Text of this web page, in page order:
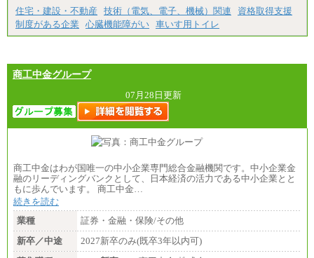
大学卒/月給219,000円～246,000円
短大・高専卒/月給197,000円～222,000円
※拠点型職員、特定職員の給与は、生活の拠点が定
す。
中途：
全職種共通
月給制
226,600円～390,100円（勤務地域等により異なりま
す）
・ご経験やスキルを考慮し、選考の中で決定いたし
ます。
住宅・建設・不動産
技術（電気、電子、機械）関連
資格取得支援
制度がある企業
心臓機能障がい 車いす用トイレ
商工中金グループ
07月28日更新
商工中金はわが国唯一の中小企業専門総合金融機関です。中小企業金
融のリーディングバンクとして、日本経済の活力である中小企業とと
もに歩んでいます。 商工中金…
続きを読む
業種
証券・金融・保険/その他
新卒／中途
2027新卒のみ(既卒3年以内可)